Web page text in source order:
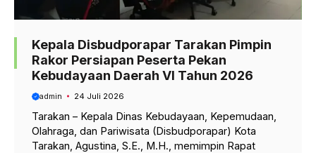
Kepala Disbudporapar Tarakan Pimpin
Rakor Persiapan Peserta Pekan
Kebudayaan Daerah VI Tahun 2026
admin 24 Juli 2026
Tarakan – Kepala Dinas Kebudayaan, Kepemudaan,
Olahraga, dan Pariwisata (Disbudporapar) Kota
Tarakan, Agustina, S.E., M.H., memimpin Rapat